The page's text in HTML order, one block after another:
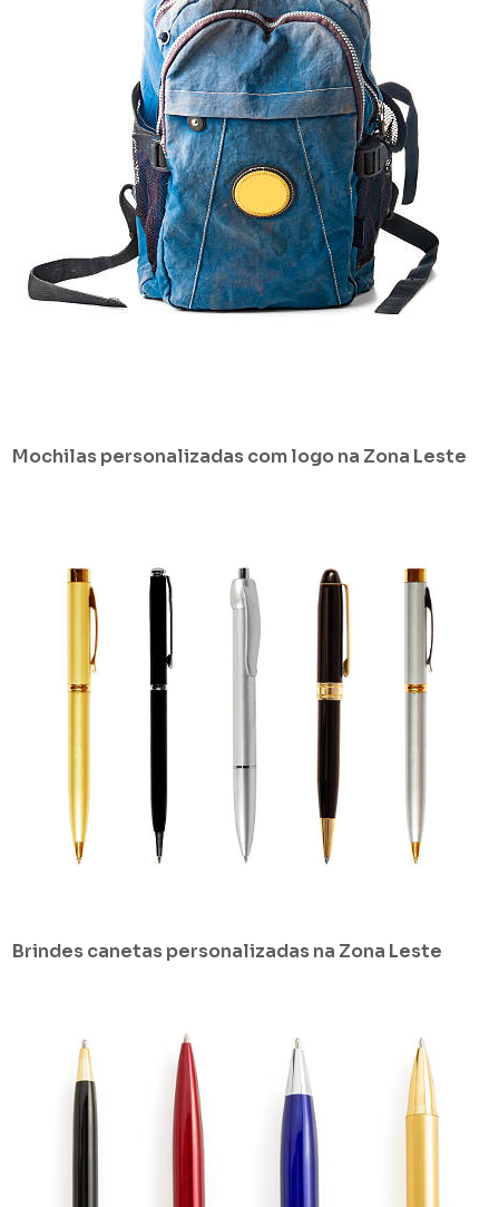
Mochilas personalizadas com logo na Zona Leste
Brindes canetas personalizadas na Zona Leste